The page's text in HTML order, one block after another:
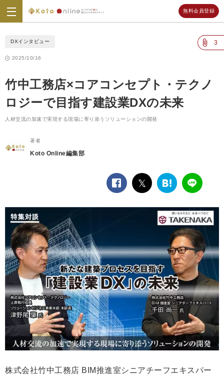
Koto
無料会員登録
DXインタビュー 3
2025/10/16
竹中工務店×コアコンセプト・テクノ
ロジーで目指す建設業DXの未来
人材交流の加速で実現する現場に寄り添うソリューションの開発
著者
Koto Online編集部
facebook
twitterは
な
ブ
ッ
ク
マ
ー
ク
LINE
株式会社竹中工務店 BIM推進室シニアチーフエキスパー